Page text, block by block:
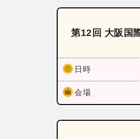
第12回 大阪国
日時
会場